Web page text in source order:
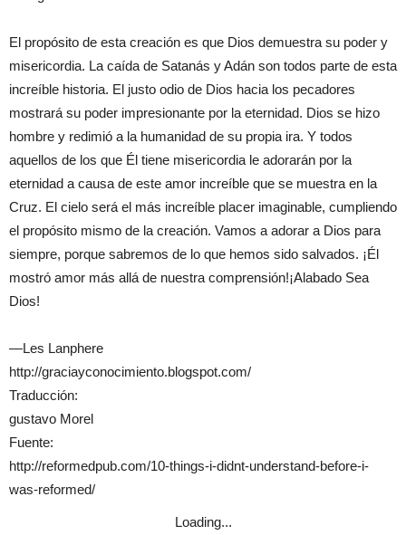
El propósito de esta creación es que Dios demuestra su poder y
misericordia. La caída de Satanás y Adán son todos parte de esta
increíble historia. El justo odio de Dios hacia los pecadores
mostrará su poder impresionante por la eternidad. Dios se hizo
hombre y redimió a la humanidad de su propia ira. Y todos
aquellos de los que Él tiene misericordia le adorarán por la
eternidad a causa de este amor increíble que se muestra en la
Cruz. El cielo será el más increíble placer imaginable, cumpliendo
el propósito mismo de la creación. Vamos a adorar a Dios para
siempre, porque sabremos de lo que hemos sido salvados. ¡Él
mostró amor más allá de nuestra comprensión!¡Alabado Sea
Dios!
—Les Lanphere
http://graciayconocimiento.blogspot.com/
Traducción:
gustavo Morel
Fuente:
http://reformedpub.com/10-things-i-didnt-understand-before-i-
was-reformed/
Loading...